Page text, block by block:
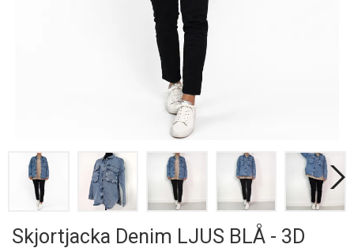
Skjortjacka Denim LJUS BLÅ - 3D